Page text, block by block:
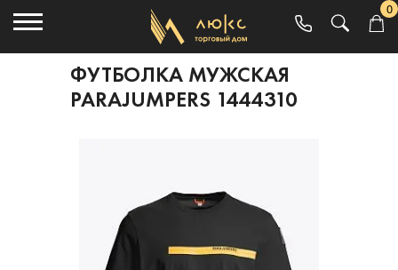
0
ФУТБОЛКА МУЖСКАЯ
PARAJUMPERS 1444310